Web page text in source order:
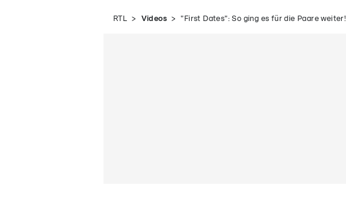
RTL Videos "First Dates": So ging es für die Paare weiter!